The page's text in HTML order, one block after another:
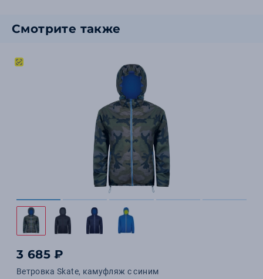
Смотрите также
3 685 ₽
Ветровка Skate, камуфляж с синим